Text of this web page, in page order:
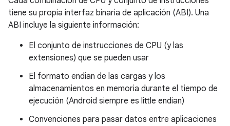
tiene su propia interfaz binaria de aplicación (ABI). Una
ABI incluye la siguiente información:
El conjunto de instrucciones de CPU (y las
extensiones) que se pueden usar
El formato endian de las cargas y los
almacenamientos en memoria durante el tiempo de
ejecución (Android siempre es little endian)
Convenciones para pasar datos entre aplicaciones